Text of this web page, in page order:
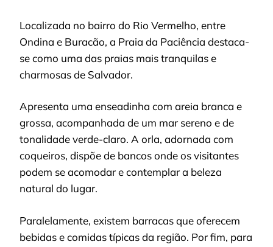
Localizada no bairro do Rio Vermelho, entre
Ondina e Buracão, a Praia da Paciência destaca-
se como uma das praias mais tranquilas e
charmosas de Salvador.
Apresenta uma enseadinha com areia branca e
grossa, acompanhada de um mar sereno e de
tonalidade verde-claro. A orla, adornada com
coqueiros, dispõe de bancos onde os visitantes
podem se acomodar e contemplar a beleza
natural do lugar.
Paralelamente, existem barracas que oferecem
bebidas e comidas típicas da região. Por fim, para